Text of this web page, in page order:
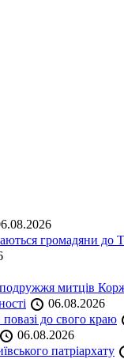
громадяни до
подружжя митців
06.08.2026
до свого краю
06.08.2026
патріархату